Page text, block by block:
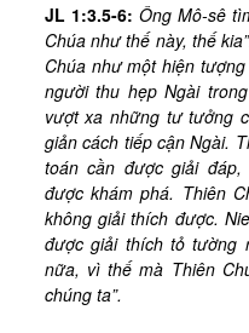
JL 1:3.5-6: Ông Mô-sê
Chúa như thế này, thế
Chúa như một hiện
người thu hẹp Ngài
vượt xa những tư tưởng
giản cách tiếp cận Ngài.
toán cần được giải
được khám phá. Thiên
không giải thích được.
được giải thích tỏ tường
nữa, vì thế mà Thiên
chúng ta”.